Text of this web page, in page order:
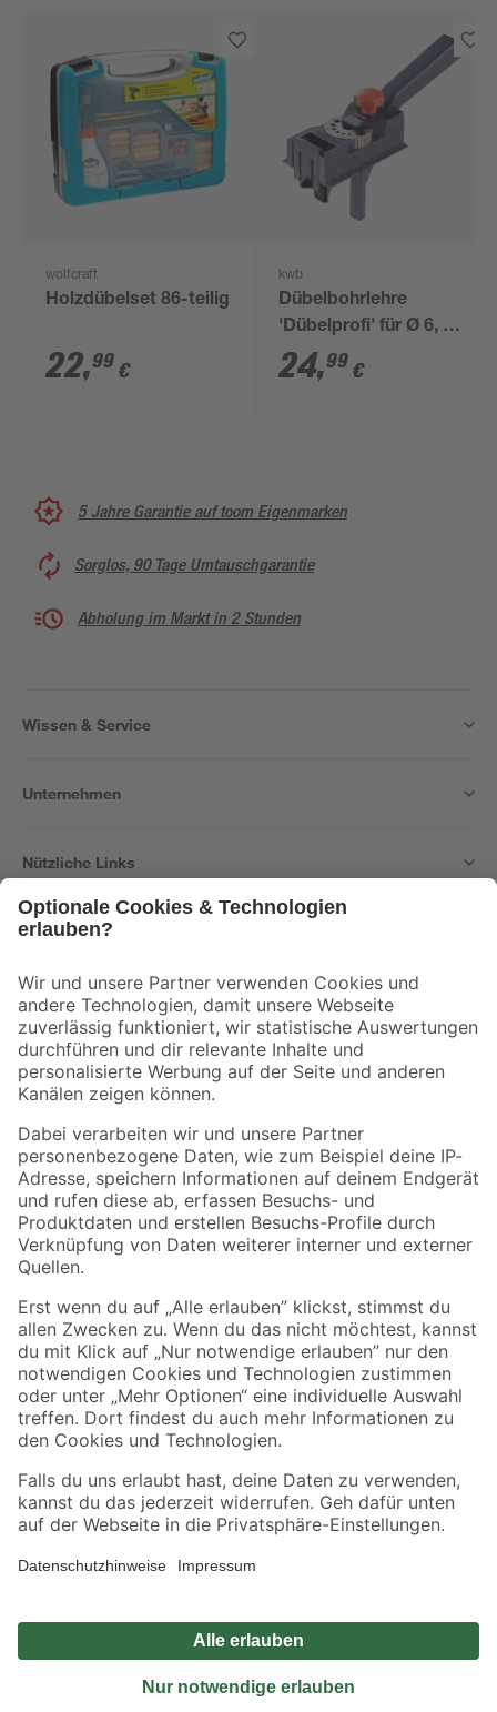
wolfcraft
Holzdübelset 86-teilig
22,99 €
kwb
Dübelbohrlehre
'Dübelprofi' für Ø 6, 8,
10 mm Dübel
24,99 €
5 Jahre Garantie auf toom Eigenmarken
Sorglos, 90 Tage Umtauschgarantie
Abholung im Markt in 2 Stunden
Wissen & Service
Unternehmen
Nützliche Links
Der toom Newsletter: Keine Angebote und Aktionen mehr verpassen!
Zur Newsletter Anmeldung
Folge uns
Zahlungsarten Versandarten
Sicher einkaufen
Jetzt die toom-App herunterladen
Alle Preisangaben in EUR inkl. gesetzl. MwSt.. Die dargestellten Angebote sind unter
Umständen nicht in allen Märkten verfügbar. Die angegebenen Verfügbarkeiten beziehen
Produkte nur solange der Vorrat reicht.
*Paketversand ab 59 € versandkostenfrei, gilt nicht für Artikel mit Speditionsversand, hier
Privatsphäre Impressum
Nutzungsbedingungen
Widerrufsrecht
Vertrag widerrufen